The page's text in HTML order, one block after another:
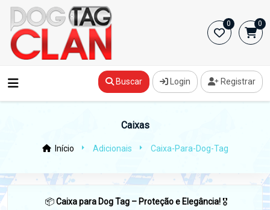
0 0
Buscar Login Registrar
Caixas
Início Adicionais Caixa-Para-Dog-Tag
📦Caixa para Dog Tag – Proteção e Elegância!🎖️